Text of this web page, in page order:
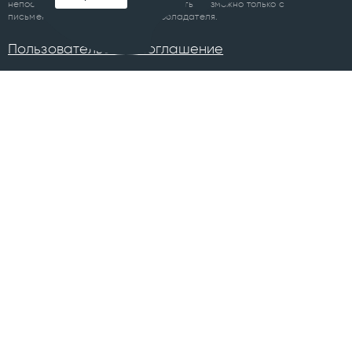
непосредственно до либо после цитаты, возможно только с
письменного разрешения правообладателя.
Пользовательское соглашение